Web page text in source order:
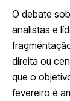
O debate
analistas e
direita ou
que o
fevereiro é